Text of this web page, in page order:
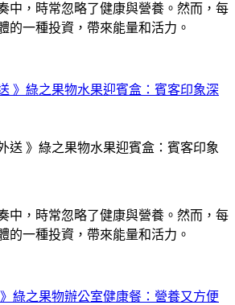
中，時常忽略了健康與營養。然而，每
的一種投資，帶來能量和活力。
》綠之果物水果迎賓盒：賓客印象深
中，時常忽略了健康與營養。然而，每
的一種投資，帶來能量和活力。
綠之果物辦公室健康餐：營養又方便